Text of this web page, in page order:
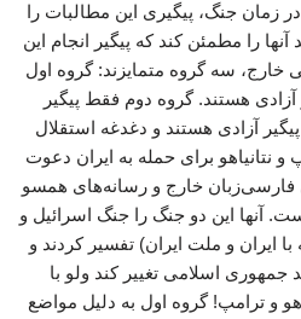
زمان جنگ، پیگیری این مطالبات را
آنها را مطمئن کند که پیگیر انجام این
خارج، سه گروه متمایزند: گروه اول
آزادی هستند. گروه دوم فقط پیگیر
آزادی هستند و دغدغه استقلال
و نتانیاهو برای حمله به ایران دعوت
فارسی‌زبان خارج و رسانه‌های همسو
آنها این دو جنگ را جنگ اسرائیل و
ایران و ملت ایران) تفسیر کردند و
جمهوری اسلامی تغییر کند ولو با
و ترامپ! گروه اول به دلیل مواضع